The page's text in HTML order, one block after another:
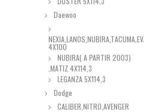
Daewoo
4X100
NUBIRA( A PARTIR 2003)
,MATIZ 4X114,3
LEGANZA 5X114,3
Dodge
CALIBER,NITRO,AVENGER